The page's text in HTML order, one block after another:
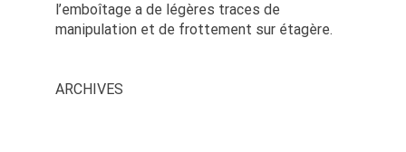
l’emboîtage a de légères traces de
manipulation et de frottement sur étagère.
ARCHIVES